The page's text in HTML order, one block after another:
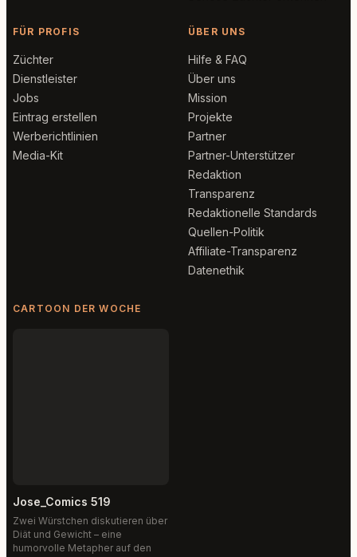
FÜR PROFIS
Züchter
Dienstleister
Jobs
Eintrag erstellen
Werberichtlinien
Media-Kit
ÜBER UNS
Hilfe & FAQ
Über uns
Mission
Projekte
Partner
Partner-Unterstützer
Redaktion
Transparenz
Redaktionelle Standards
Quellen-Politik
Affiliate-Transparenz
Datenethik
CARTOON DER WOCHE
Jose_Comics 519
Zwei Würstchen diskutieren über
Diät und Gewicht – eine
humorvolle Metapher auf den